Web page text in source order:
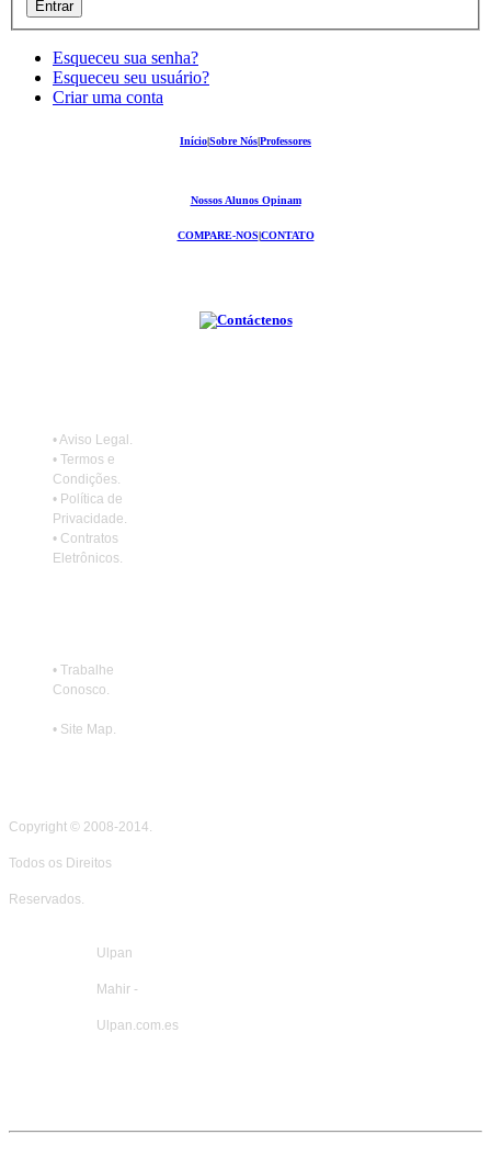
Esqueceu sua senha?
Esqueceu seu usuário?
Criar uma conta
Início|Sobre Nós|Professores
Nossos Alunos Opinam
COMPARE-NOS|CONTATO
• Aviso Legal
• Termos e
Condições
• Política de
Privacidade
• Contratos
Eletrônicos
• Trabalhe
Conosco
• Site Map
Copyright © 2008-2014.
Todos os Direitos
Reservados
Ulpan
Mahir -
Ulpan.com.es